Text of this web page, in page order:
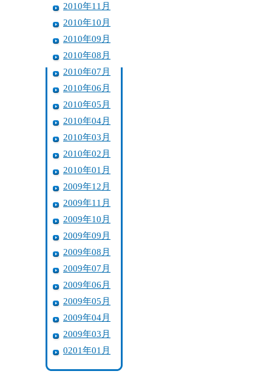
2010年11月
2010年10月
2010年09月
2010年08月
2010年07月
2010年06月
2010年05月
2010年04月
2010年03月
2010年02月
2010年01月
2009年12月
2009年11月
2009年10月
2009年09月
2009年08月
2009年07月
2009年06月
2009年05月
2009年04月
2009年03月
0201年01月